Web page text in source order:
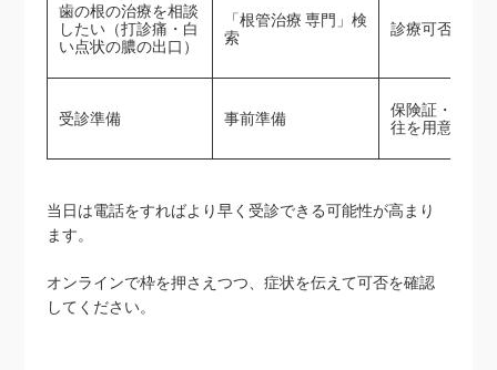
歯の根の治療を相談
したい（打診痛・白
い点状の膿の出口）
「根管治療 専門」検
索
診療可否を確
受診準備 事前準備
保険証・服薬
往を用意
当日は電話をすればより早く受診できる可能性が高まり
ます。
オンラインで枠を押さえつつ、症状を伝えて可否を確認
してください。